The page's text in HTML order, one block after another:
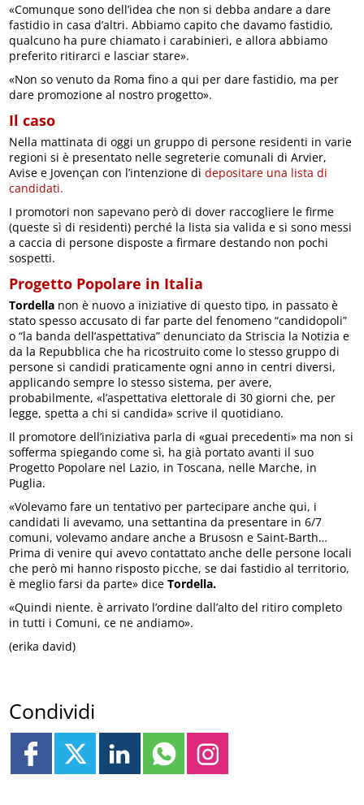
«Comunque sono dell’idea che non si debba andare a dare
fastidio in casa d’altri. Abbiamo capito che davamo fastidio,
qualcuno ha pure chiamato i carabinieri, e allora abbiamo
preferito ritirarci e lasciar stare».
«Non so venuto da Roma fino a qui per dare fastidio, ma per
dare promozione al nostro progetto».
Il caso
Nella mattinata di oggi un gruppo di persone residenti in varie
regioni si è presentato nelle segreterie comunali di Arvier,
Avise e Jovençan con l’intenzione didepositare una lista di
candidati.
I promotori non sapevano però di dover raccogliere le firme
(queste sì di residenti) perché la lista sia valida e si sono messi
a caccia di persone disposte a firmare destando non pochi
sospetti.
Progetto Popolare in Italia
Tordella non è nuovo a iniziative di questo tipo, in passato è
stato spesso accusato di far parte del fenomeno “candidopoli”
o “la banda dell’aspettativa” denunciato da Striscia la Notizia e
da la Repubblica che ha ricostruito come lo stesso gruppo di
persone si candidi praticamente ogni anno in centri diversi,
applicando sempre lo stesso sistema, per avere,
probabilmente, «l’aspettativa elettorale di 30 giorni che, per
legge, spetta a chi si candida» scrive il quotidiano.
Il promotore dell’iniziativa parla di «guai precedenti» ma non si
sofferma spiegando come sì, ha già portato avanti il suo
Progetto Popolare nel Lazio, in Toscana, nelle Marche, in
Puglia.
«Volevamo fare un tentativo per partecipare anche qui, i
candidati li avevamo, una settantina da presentare in 6/7
comuni, volevamo andare anche a Brusosn e Saint-Barth…
Prima di venire qui avevo contattato anche delle persone locali
che però mi hanno risposto picche, se dai fastidio al territorio,
è meglio farsi da parte» diceTordella.
«Quindi niente. è arrivato l’ordine dall’alto del ritiro completo
in tutti i Comuni, ce ne andiamo».
(erika david)
Condividi